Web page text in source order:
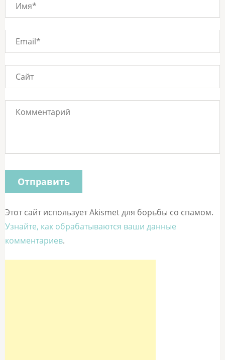
Этот сайт использует Akismet для борьбы со спамом.
Узнайте, как обрабатываются ваши данные
комментариев.